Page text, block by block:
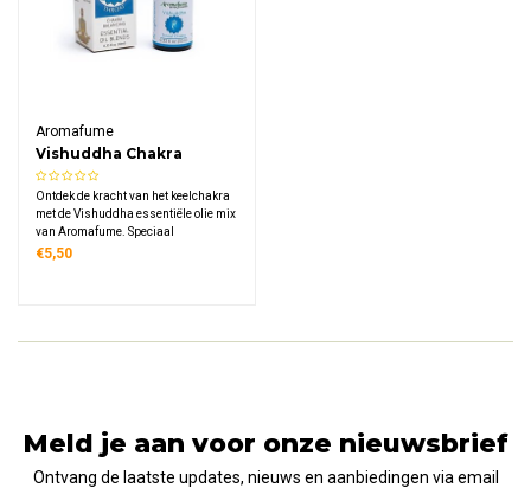
Aromafume
Vishuddha Chakra
essentiële olie mix
Ontdek de kracht van het keelchakra
met de Vishuddha essentiële olie mix
van Aromafume. Speciaal
samengesteld voor aroma-diffusie
€5,50
Meld je aan voor onze nieuwsbrief
Ontvang de laatste updates, nieuws en aanbiedingen via email